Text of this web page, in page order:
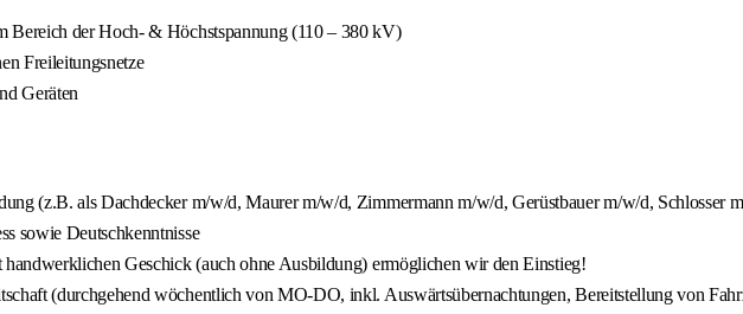
Bereich der Hoch- & Höchstspannung (110 – 380 kV)
Freileitungsnetze
Geräten
(z.B. als Dachdecker m/w/d, Maurer m/w/d, Zimmermann m/w/d, Gerüstbauer m/w/d, Schlosser
sowie Deutschkenntnisse
handwerklichen Geschick (auch ohne Ausbildung) ermöglichen wir den Einstieg!
(durchgehend wöchentlich von MO-DO, inkl. Auswärtsübernachtungen, Bereitstellung von